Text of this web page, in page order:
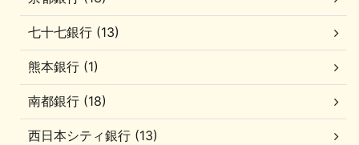
七十七銀行 (13)
熊本銀行 (1)
南都銀行 (18)
西日本シティ銀行 (13)